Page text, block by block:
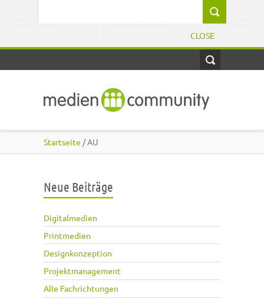
CLOSE
Startseite / AU
Neue Beiträge
Digitalmedien
Printmedien
Designkonzeption
Projektmanagement
Alle Fachrichtungen